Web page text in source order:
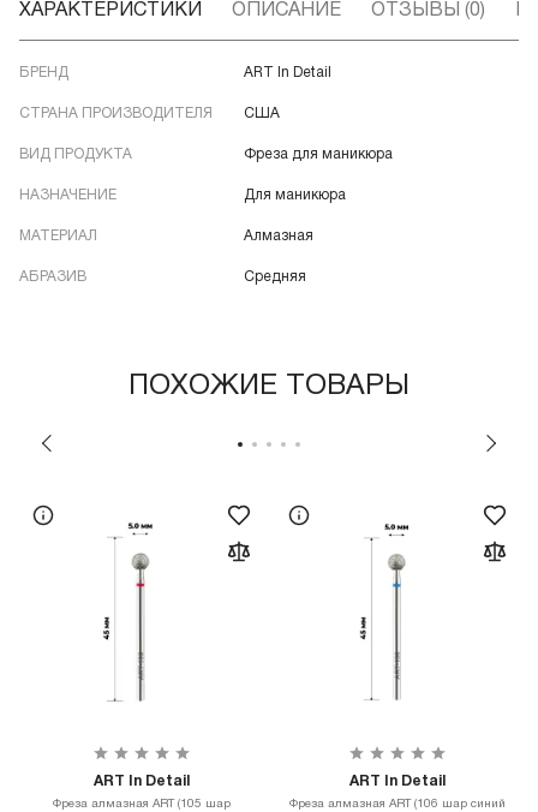
ХАРАКТЕРИСТИКИ ОПИСАНИЕ ОТЗЫВЫ (0)
БРЕНД ART In Detail
СТРАНА ПРОИЗВОДИТЕЛЯ США
ВИД ПРОДУКТА Фреза для маникюра
НАЗНАЧЕНИЕ Для маникюра
МАТЕРИАЛ Алмазная
АБРАЗИВ Средняя
ПОХОЖИЕ ТОВАРЫ
ART In Detail
Фреза алмазная ART (105 шар
ART In Detail
Фреза алмазная ART (106 шар синий